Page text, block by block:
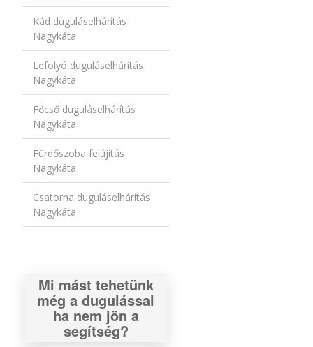
Kád duguláselhárítás
Nagykáta
Lefolyó duguláselhárítás
Nagykáta
Főcső duguláselhárítás
Nagykáta
Fürdőszoba felújítás
Nagykáta
Csatorna duguláselhárítás
Nagykáta
Mi mást tehetünk
még a dugulással
ha nem jön a
segítség?